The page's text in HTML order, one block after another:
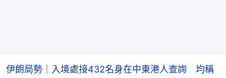
伊朗局勢｜入境處接432名身在中東港人查詢 均稱